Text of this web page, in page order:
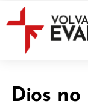
Dios